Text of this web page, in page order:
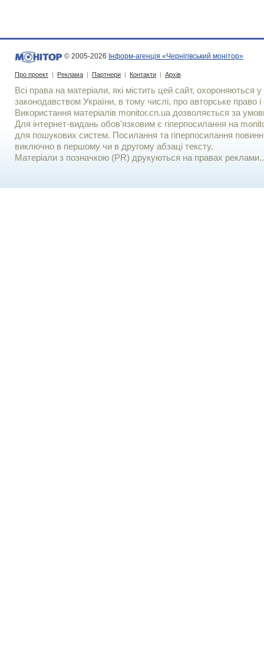
© 2005-2026 Інформ-агенція «Чернігівський монітор»
Про проект | Реклама | Партнери | Контакти | Архів
Всі права на матеріали, які містить цей сайт, охороняються у
законодавством України, в тому числі, про авторське право і
Використання матерiалiв monitor.cn.ua дозволяється за
Для iнтернет-видань обов'язковим є гiперпосилання на
для пошукових систем. Посилання та гіперпосилання
виключно в першому чи в другому абзаці тексту.
Матеріали з позначкою (PR) друкуються на правах реклами..